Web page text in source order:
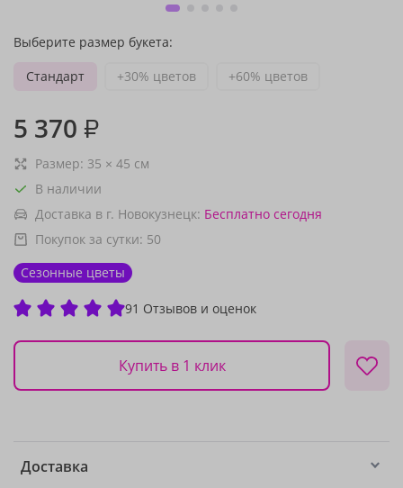
Выберите размер букета:
Стандарт
+30% цветов +60% цветов
5 370 ₽
Размер: 35 × 45 см
В наличии
Доставка в г. Новокузнецк: Бесплатно сегодня
Покупок за сутки: 50
Сезонные цветы
91 Отзывов и оценок
Купить в 1 клик
Доставка